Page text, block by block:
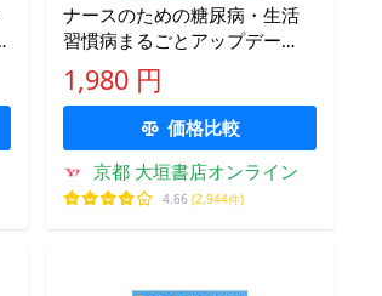
ナースのための糖尿病・生活
習慣病まるごとアップデー
ト 最新のエビデンスでスキ
ルアップ！ / 辻本哲郎
1,980 円
価格比較
京都 大垣書店オンライン
4.66 (2,944件)